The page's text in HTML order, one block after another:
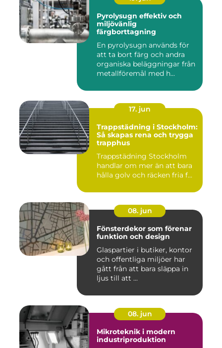
Pyrolysugn effektiv och
miljövänlig
färgborttagning
En pyrolysugn används för
att ta bort färg och andra
organiska beläggningar från
metallföremål med h...
17. jun
Trappstädning i Stockholm:
Så skapas rena och trygga
trapphus
Trappstädning Stockholm
handlar om mer än att bara
hålla golv och räcken fria f...
08. jun
Fönsterdekor som förenar
funktion och design
Glaspartier i butiker, kontor
och offentliga miljöer har
gått från att bara släppa in
ljus till att ...
08. jun
Mikroteknik i modern
industriproduktion